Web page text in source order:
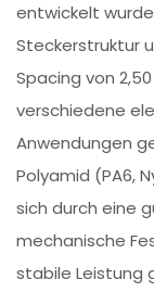
entwickelt
Steckerstruktur
Spacing von
verschiedene
Anwendungen
Polyamid (PA6,
sich durch eine
mechanische
stabile Leistung